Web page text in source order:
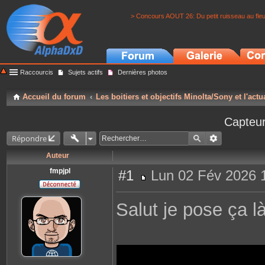
> Concours AOUT 26: Du petit ruisseau au
Raccourcis Sujets actifs Dernières photos
Accueil du forum Les boitiers et objectifs Minolta/Sony et
Répondre
Auteur
fmpjpl
#1
e
a
Lun 02 Fév 2026
Salut je pose ça